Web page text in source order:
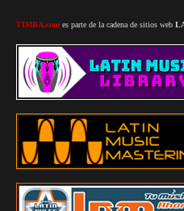
TIMBA.com es parte de la cadena de sitios web